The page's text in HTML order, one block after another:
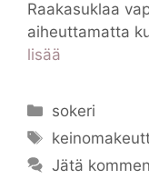
Raakasuklaa
aiheuttamatta
lisää
Kategoriat
sokeri
Avainsanat
Jätä